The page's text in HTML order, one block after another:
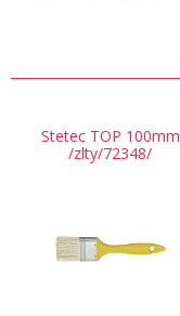
Stetec TOP 100mm
/zlty/72348/